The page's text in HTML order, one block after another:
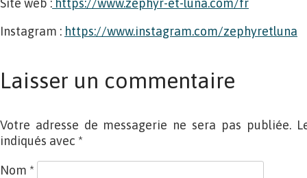
Site web : https://www.zephyr-et-luna.com/fr
Instagram : https://www.instagram.com/zephyretluna
Laisser un commentaire
Votre adresse de messagerie ne sera pas publiée.
indiqués avec *
Nom *